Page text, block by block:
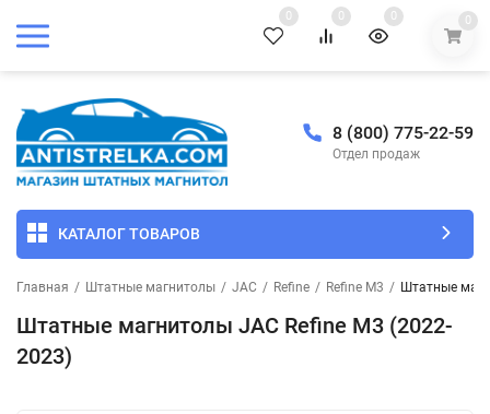
0 0 0 0
8 (800) 775-22-59
Отдел продаж
КАТАЛОГ ТОВАРОВ
Главная / Штатные магнитолы / JAC / Refine / Refine M3 / Штатные
Штатные магнитолы JAC Refine M3 (2022-
2023)